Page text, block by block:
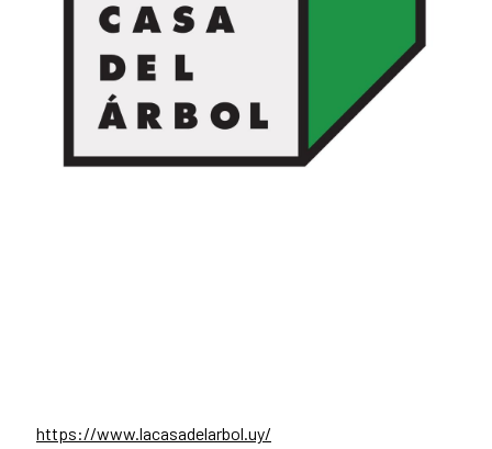
https://www.lacasadelarbol.uy/